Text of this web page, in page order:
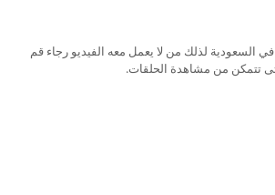
تم حظر سيرفر Ok.ru في السعودية لذلك من لا يعمل معه الفيديو رجاء قم